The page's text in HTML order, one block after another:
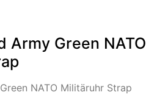
Army Green NATO
NATO Militäruhr Strap